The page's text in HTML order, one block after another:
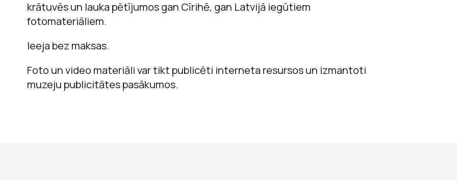
krātuvēs un lauka pētījumos gan Cīrihē, gan Latvijā iegūtiem
fotomateriāliem.
Ieeja bez maksas.
Foto un video materiāli var tikt publicēti interneta resursos un izmantoti
muzeju publicitātes pasākumos.